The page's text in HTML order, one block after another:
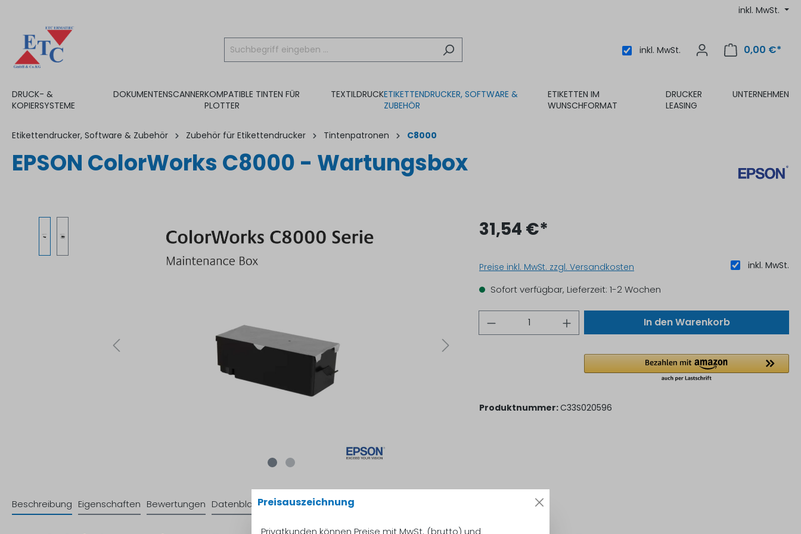
inkl. MwSt.
inkl. MwSt. 0,00 €*
DRUCK- &
KOPIERSYSTEME
DOKUMENTENSCANNERKOMPATIBLE TINTEN FÜR
PLOTTER
TEXTILDRUCKETIKETTENDRUCKER, SOFTWARE &
ZUBEHÖR
ETIKETTEN IM
WUNSCHFORMAT
DRUCKER
LEASING
UNTERNEHMEN
Etikettendrucker, Software & Zubehör Zubehör für Etikettendrucker Tintenpatronen C8000
EPSON ColorWorks C8000 - Wartungsbox
31,54 €*
inkl. MwSt.
Preise inkl. MwSt. zzgl. Versandkosten
Sofort verfügbar, Lieferzeit: 1-2 Wochen
In den Warenkorb
Produktnummer:C33S020596
Beschreibung Eigenschaften Bewertungen DatenblattPreisauszeichnung
Privatkunden können Preise mit MwSt. (brutto) und